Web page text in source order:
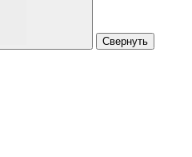
Свернуть